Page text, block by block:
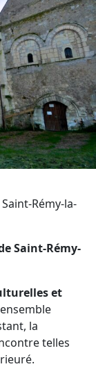
Rémy-la-
Saint-Rémy-
et
la
telles